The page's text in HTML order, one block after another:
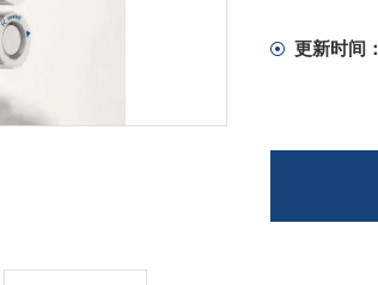
更新时间：